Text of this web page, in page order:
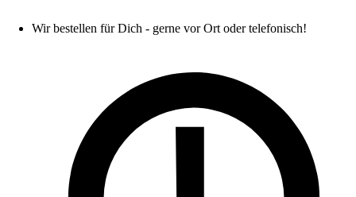
Wir bestellen für Dich - gerne vor Ort oder telefonisch!